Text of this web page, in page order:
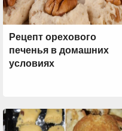
Рецепт орехового
печенья в домашних
условиях